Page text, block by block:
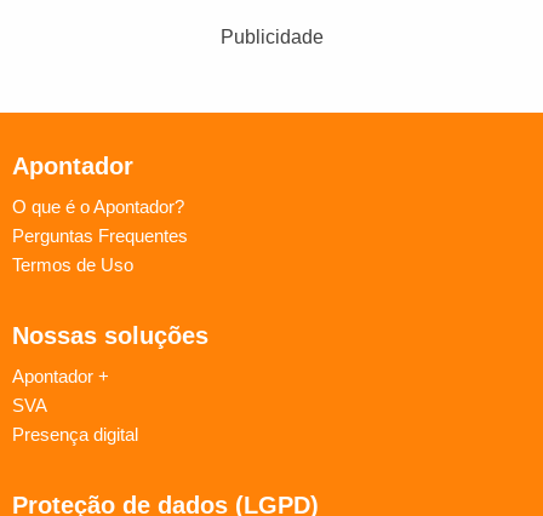
Publicidade
Apontador
O que é o Apontador?
Perguntas Frequentes
Termos de Uso
Nossas soluções
Apontador +
SVA
Presença digital
Proteção de dados (LGPD)